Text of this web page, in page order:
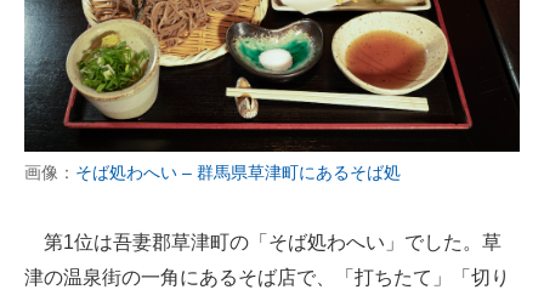
画像： そば処わへい – 群馬県草津町にあるそば処
第1位は吾妻郡草津町の「そば処わへい」でした。草
津の温泉街の一角にあるそば店で、「打ちたて」「切り